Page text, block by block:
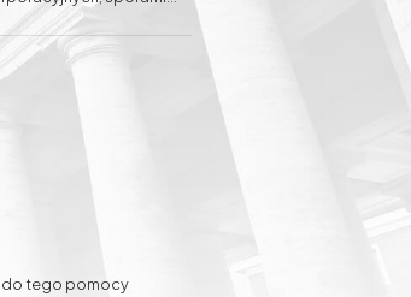
pracy, jak również
administracyjnymi.
Haber swój sukces
do tego pomocy